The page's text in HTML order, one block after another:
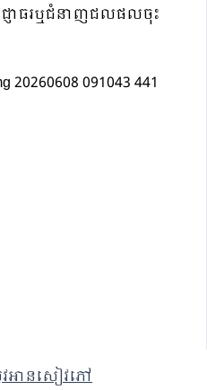
ញាធរឬជំនាញជលផលចុះ
វអានសៀវភៅ